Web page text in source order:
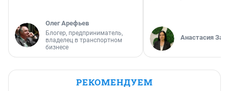
Олег Арефьев
Блогер, предприниматель,
владелец в транспортном
бизнесе
Анастасия
РЕКОМЕНДУЕМ